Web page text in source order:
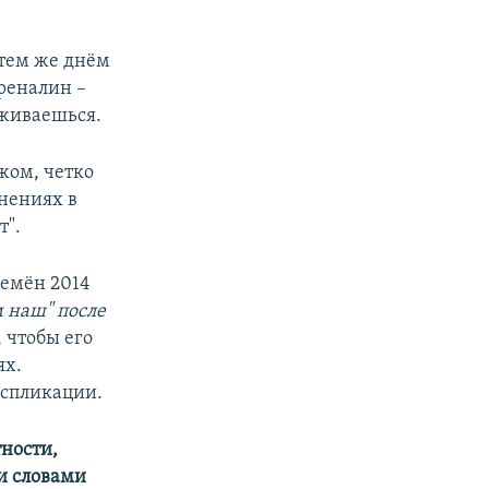
тем же днём
–
четко
в
2014
наш" после
его
словами